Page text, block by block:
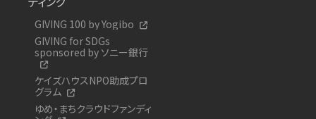
GIVING 100 by Yogibo
GIVING for SDGs
sponsored by ソニー銀行
ケイズハウスNPO助成プロ
グラム
ゆめ・まちクラウドファンディ